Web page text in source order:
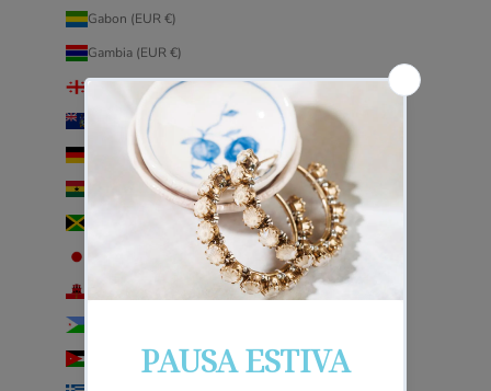
Gabon (EUR €)
Gambia (EUR €)
Georgia (EUR €)
Georgia del Sud e Sandwich australi (EUR €)
Germania (EUR €)
Ghana (EUR €)
Giordania (EUR €)